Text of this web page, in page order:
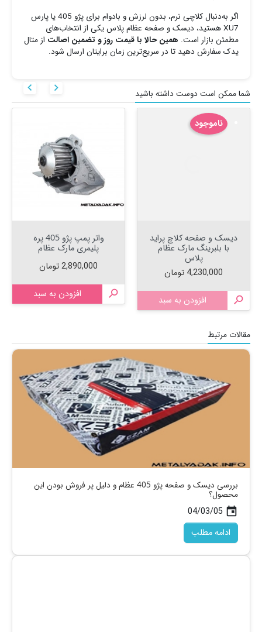
اگر به‌دنبال کلاچی نرم، بدون لرزش و بادوام برای پژو 405 یا پارس
XU7 هستید، دیسک و صفحه عظام پلاس یکی از انتخاب‌های
مطمئن بازار است. همین حالا با قیمت روز و تضمین اصالت از متال
یدک سفارش دهید تا در سریع‌ترین زمان برایتان ارسال شود.
شما ممکن است دوست داشته باشید 
دیسک و صفحه کلاچ پراید
با بلبرینگ مارک عظام
پلاس
قیمت
4,230,000 تومان
 افزودن به سبد
ناموجود
واتر پمپ پژو 405 پره
پلیمری مارک عظام
قیمت
2,890,000 تومان
 افزودن به سبد

مقالات مرتبط
بررسی دیسک و صفحه پژو 405 عظام و دلیل پر فروش بودن این
محصول؟
today
ادامه مطلب